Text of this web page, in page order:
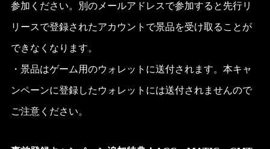
参加ください。別のメールアドレスで参加すると先行リ
リースで登録されたアカウントで景品を受け取ることが
できなくなります。
・景品はゲーム用のウォレットに送付されます。本キャ
ンペーンに登録したウォレットには送付されませんので
ご注意ください。